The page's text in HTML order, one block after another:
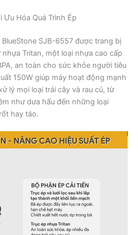
Ưu Hóa Quá Trình Ép
SJB-6557 được trang bị
Tritan, một loại nhựa cao cấp
an toàn cho sức khỏe người tiêu
150W giúp máy hoạt động mạnh
lý mọi loại trái cây và rau củ, từ
như dưa hấu đến những loại
hay táo.